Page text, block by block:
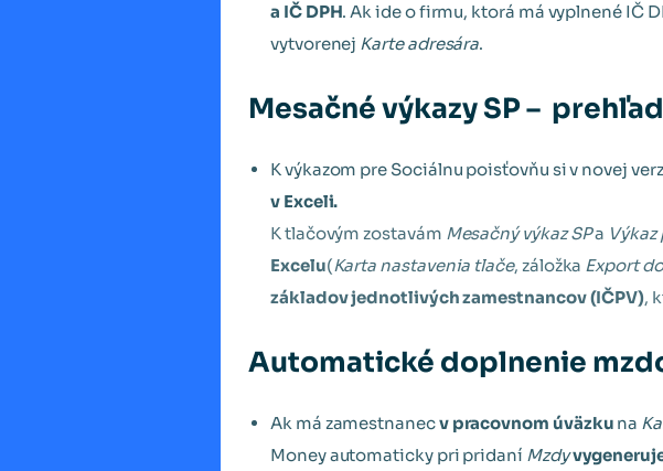
a IČ DPH. Ak ide o firmu, ktorá má vyplnené IČ
vytvorenej Karte adresára.
Mesačné výkazy SP –
K výkazom pre Sociálnu poisťovňu si v novej
v Exceli.
K tlačovým zostavám Mesačný výkaz SPa
Excelu(Karta nastavenia tlače, záložka Export
základov jednotlivých zamestnancov (IČPV),
Automatické doplnenie
Ak má zamestnanecv pracovnom úväzku na
Money automaticky pri pridaní Mzdy